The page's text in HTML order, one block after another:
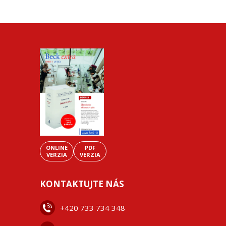
ONLINE
VERZIA
PDF
VERZIA
KONTAKTUJTE NÁS
+420 733 734 348